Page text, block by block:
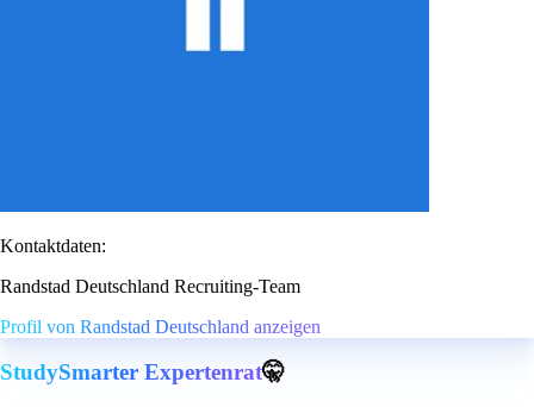
Kontaktdaten:
Randstad Deutschland Recruiting-Team
Profil von Randstad Deutschland anzeigen
StudySmarter Expertenrat🤫